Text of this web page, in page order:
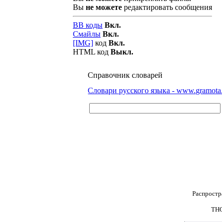
Вы не можетередактировать сообщения
BB коды Вкл.
Смайлы Вкл.
[IMG]код Вкл.
HTML код Выкл.
Справочник словарей
Словари русского языка -